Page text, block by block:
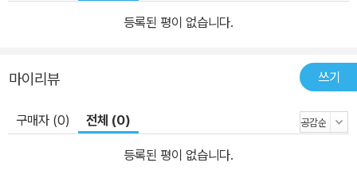
등록된 평이 없습니다.
마이리뷰 쓰기
구매자 (0) 전체 (0)
등록된 평이 없습니다.